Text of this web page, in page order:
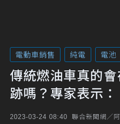
電動車銷售 純電 電池
傳統燃油車真的
跡嗎？專家表示：
2023-03-24 08:40 聯合新聞網／